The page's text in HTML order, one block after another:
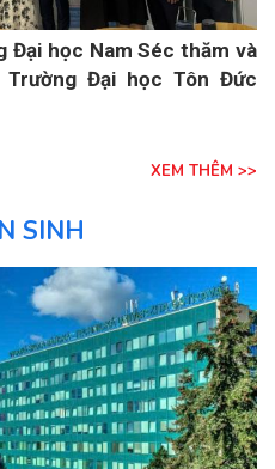
Đại học Nam Séc thăm và
Đại học Tôn Đức
XEM THÊM >>
SINH